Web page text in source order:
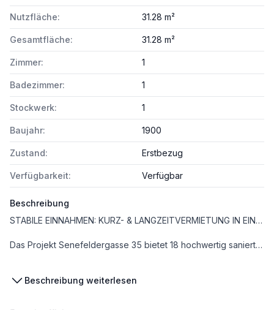
Nutzfläche: 31.28 m²
Gesamtfläche: 31.28 m²
Zimmer: 1
Badezimmer: 1
Stockwerk: 1
Baujahr: 1900
Zustand: Erstbezug
Verfügbarkeit: Verfügbar
Beschreibung
STABILE EINNAHMEN: KURZ- & LANGZEITVERMIETUNG IN EINEM INVESTMENT!
Das Projekt Senefeldergasse 35 bietet 18 hochwertig sanierte Wohnungen in einem stilvollen Altbau, der historischen Charme mit modernem Wohnkomfort verbindet. Ein Großteil der Einheiten verfügt über attraktive Außenflächen wie Balkone oder Terrassen.
Beschreibung weiterlesen